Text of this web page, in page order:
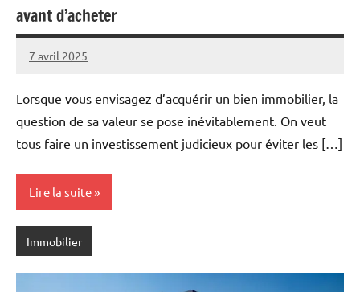
avant d’acheter
7 avril 2025
Marise
Aucun
Lorsque vous envisagez d’acquérir un bien immobilier, la
question de sa valeur se pose inévitablement. On veut
tous faire un investissement judicieux pour éviter les […]
Lire la suite
Immobilier